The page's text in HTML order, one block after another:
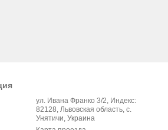
ул. Ивана Франко 3/2, Индекс:
82128, Львовская область, с.
Унятичи, Украина